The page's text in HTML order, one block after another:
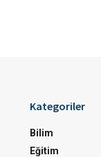
Kategoriler
Bilim
Eğitim